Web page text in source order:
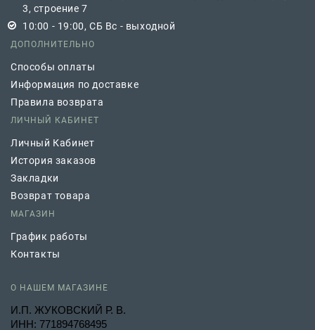
3, строение 7
10:00 - 19:00, СБ Вс - выходной
ДОПОЛНИТЕЛЬНО
Способы оплаты
Информация по доставке
Правила возврата
ЛИЧНЫЙ КАБИНЕТ
Личный Кабинет
История заказов
Закладки
Возврат товара
МАГАЗИН
График работы
Контакты
О НАШЕМ МАГАЗИНЕ
И.П. ЖУКОВСКИЙ Р. В.
ИНН: 771894768495